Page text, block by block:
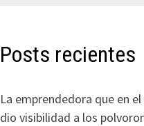
Posts recientes
La emprendedora que en el
dio visibilidad a los